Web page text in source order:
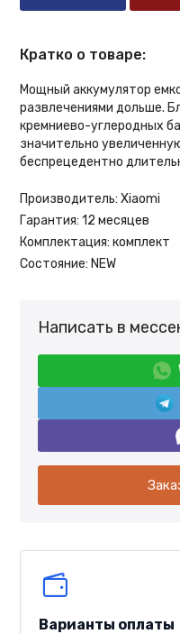
Кратко о товаре:
Мощный аккумулятор
развлечениями дольше.
кремниево-углеродных
значительно
беспрецедентно
Производитель: Xiaomi
Гарантия: 12 месяцев
Комплектация: комплект
Состояние: NEW
Написать в
Варианты оплаты